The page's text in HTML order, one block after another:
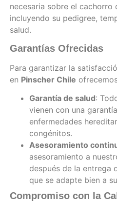
necesaria sobre el cachorro
incluyendo su pedigree,
salud.
Garantías Ofrecidas
Para garantizar la
en Pinscher Chile
Garantía de salud:
vienen con una
enfermedades
congénitos.
Asesoramiento
asesoramiento a
después de la entrega
que se adapte bien a
Compromiso con la